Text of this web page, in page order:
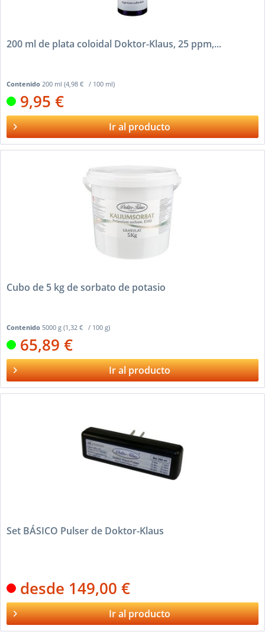
200 ml de plata coloidal Doktor-Klaus, 25 ppm,...
Contenido200 ml(4,98 € / 100 ml)
9,95 €
Ir al producto
Cubo de 5 kg de sorbato de potasio
Contenido5000 g(1,32 € / 100 g)
65,89 €
Ir al producto
Set BÁSICO Pulser de Doktor-Klaus
desde 149,00 €
Ir al producto